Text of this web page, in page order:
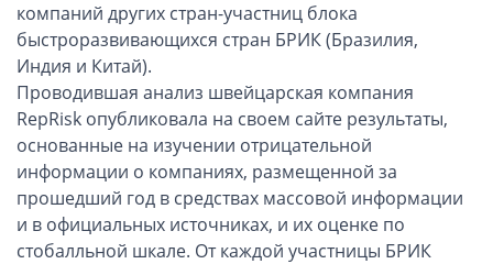
Казахстан (компания и счёт)
Открытие счета в банках Казахстана
Платежная система Гонконга
Платежная система Великобритании
Платежная система Маврикия
Платежная система Казахстана
ОАЭ, Дубай (компания и счёт)
ОАЭ, Аджман (компания и счёт)
компаний других стран-участниц блока
быстроразвивающихся стран БРИК (Бразилия,
Индия и Китай).
Проводившая анализ швейцарская компания
RepRisk опубликовала на своем сайте результаты,
основанные на изучении отрицательной
информации о компаниях, размещенной за
прошедший год в средствах массовой информации
и в официальных источниках, и их оценке по
стобалльной шкале. От каждой участницы БРИК